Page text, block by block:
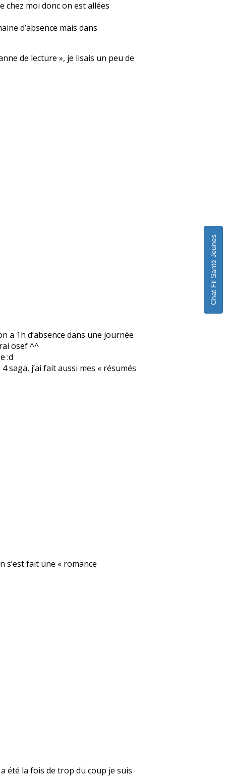
chez moi donc on est allées
d’absence mais dans
de lecture », je lisais un peu de
a 1h d’absence dans une journée
osef ^^
:d
saga, j’ai fait aussi mes « résumés
s’est fait une « romance
été la fois de trop du coup je suis
Chat Fil Santé Jeunes